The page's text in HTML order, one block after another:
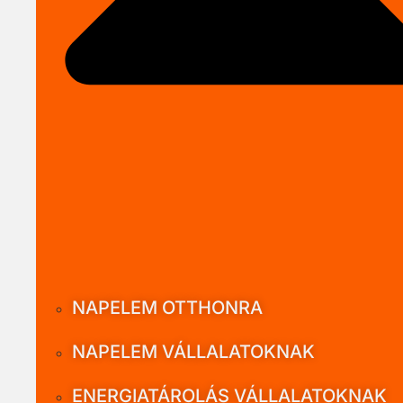
NAPELEM OTTHONRA
NAPELEM VÁLLALATOKNAK
ENERGIATÁROLÁS VÁLLALATOKNAK